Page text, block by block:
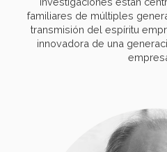
familiares de múltiples
transmisión del espíritu
innovadora de una